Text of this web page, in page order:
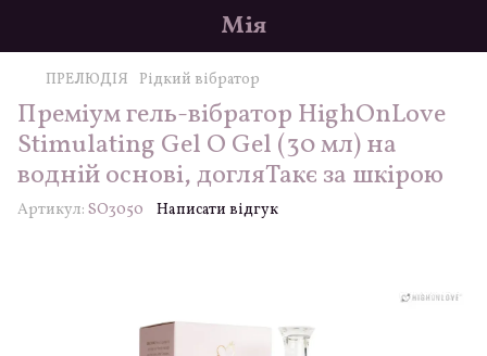
Мія
ПРЕЛЮДІЯ Рідкий вібратор
Преміум гель-вібратор HighOnLove
Stimulating Gel O Gel (30 мл) на
водній основі, догляТакє за шкірою
Артикул: SO3050 Написати відгук